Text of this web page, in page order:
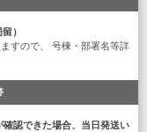
）
すので、 号棟・部署名等詳
認できた場合、当日発送い